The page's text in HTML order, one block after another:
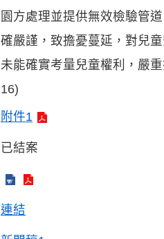
園方處理並提供無效檢驗管
確嚴謹，致擔憂蔓延，對兒
未能確實考量兒童權利，嚴
16)
附件1
已結案
連結